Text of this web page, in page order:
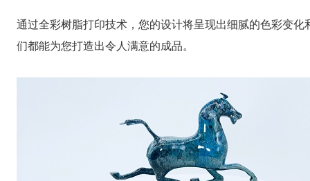
通过全彩树脂打印技术，您的设计将呈现出细腻的色彩变
们都能为您打造出令人满意的成品。